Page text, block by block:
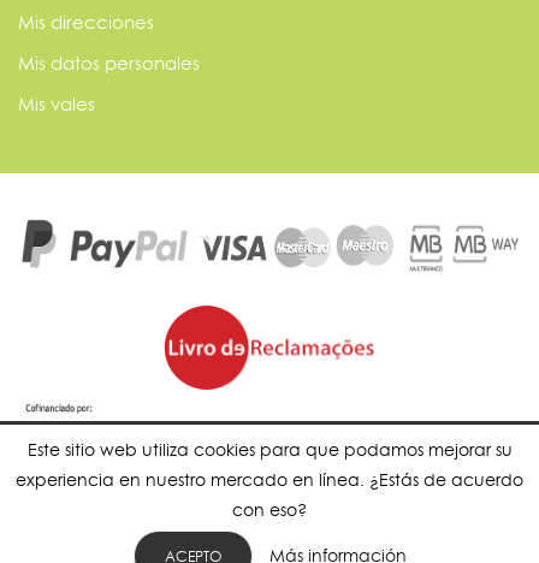
Este sitio web utiliza cookies para que podamos mejorar su
experiencia en nuestro mercado en línea. ¿Estás de acuerdo
con eso?
ACEPTO Más información
Mis direcciones
Mis datos personales
Mis vales